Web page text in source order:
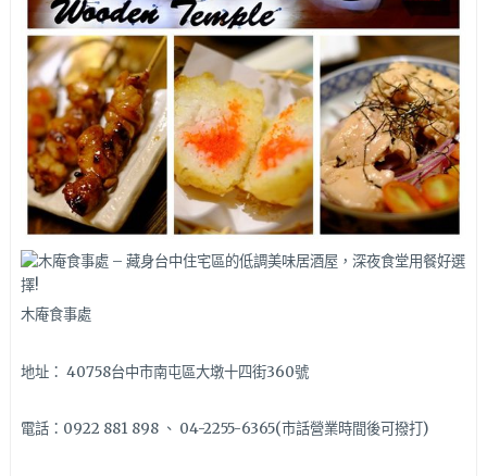
木庵食事處
地址： 40758台中市南屯區大墩十四街360號
電話：0922 881 898 、 04-2255-6365(市話營業時間後可撥打)